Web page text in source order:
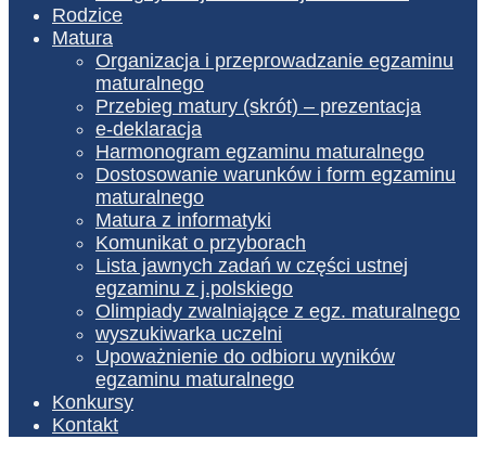
Rodzice
Matura
Organizacja i przeprowadzanie egzaminu
maturalnego
Przebieg matury (skrót) – prezentacja
e-deklaracja
Harmonogram egzaminu maturalnego
Dostosowanie warunków i form egzaminu
maturalnego
Matura z informatyki
Komunikat o przyborach
Lista jawnych zadań w części ustnej
egzaminu z j.polskiego
Olimpiady zwalniające z egz. maturalnego
wyszukiwarka uczelni
Upoważnienie do odbioru wyników
egzaminu maturalnego
Konkursy
Kontakt